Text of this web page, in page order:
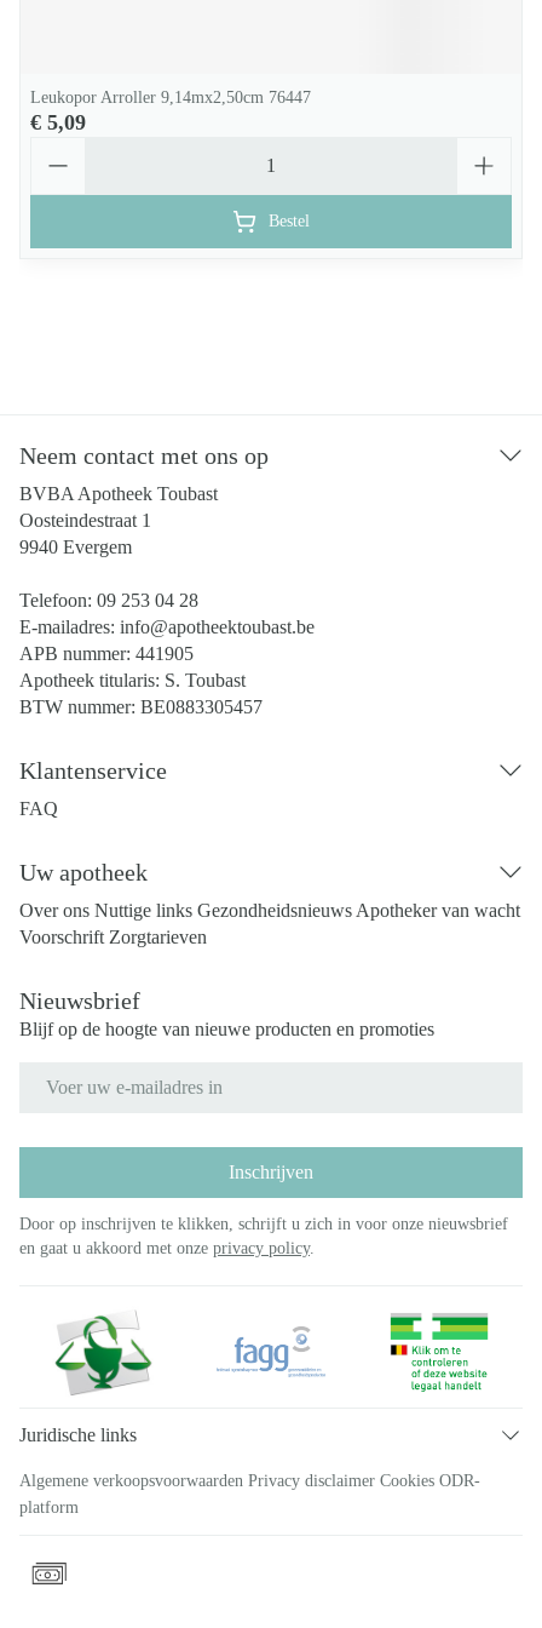
Leukopor Arroller 9,14mx2,50cm 76447
€ 5,09
Bestel
Neem contact met ons op
BVBA Apotheek Toubast
Oosteindestraat 1
9940 Evergem
Telefoon: 09 253 04 28
E-mailadres: info@apotheektoubast.be
APB nummer: 441905
Apotheek titularis: S. Toubast
BTW nummer: BE0883305457
Klantenservice
FAQ
Uw apotheek
Over ons Nuttige links Gezondheidsnieuws Apotheker van wacht
Voorschrift Zorgtarieven
Nieuwsbrief
Blijf op de hoogte van nieuwe producten en promoties
Inschrijven
Door op inschrijven te klikken, schrijft u zich in voor onze nieuwsbrief
en gaat u akkoord met onze privacy policy.
Juridische links
Algemene verkoopsvoorwaarden Privacy disclaimer Cookies ODR-
platform